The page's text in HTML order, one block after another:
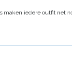
maken iedere outfit net